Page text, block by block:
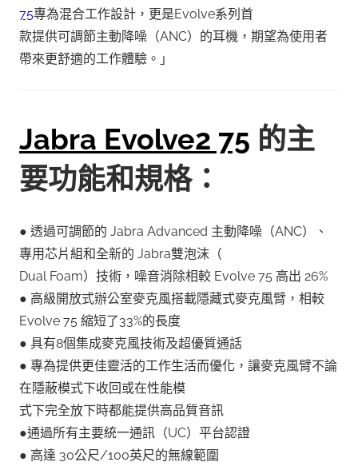
75專為混合工作設計，更是Evolve系列首
款提供可調節主動降噪（ANC）的耳機，期望為使用者
帶來更舒適的工作體驗。」
Jabra Evolve2 75 的主
要功能和規格：
● 透過可調節的 Jabra Advanced 主動降噪（ANC）、
專用芯片組和全新的 Jabra雙泡沫（
Dual Foam）技術，噪音消除相較 Evolve 75 高出 26%
● 高級開放式辦公室麥克風搭載隱藏式麥克風臂，相較
Evolve 75 縮短了33%的長度
● 具有8個集成麥克風技術及超優質通話
● 專為提供更佳靈活的工作生活而優化，讓麥克風臂不論
在隱蔽模式下收回或在性能模
式下完全放下時都能提供高品質音訊
●通過所有主要統一通訊（UC）平台認證
● 高達 30公尺/100英尺的無線範圍